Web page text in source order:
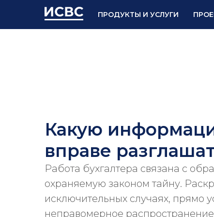
ПРОДУКТЫ И УСЛУГИ
Автоматизация закупок
Консолидация отчетности
Какую
вправе
Работа бухгалтера связана с
охраняемую законом тайну.
исключительных случаях, прямо
неправомерное